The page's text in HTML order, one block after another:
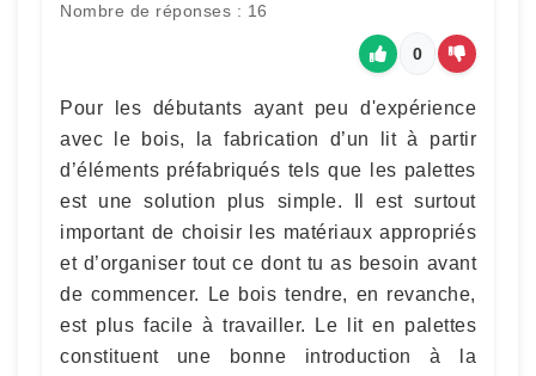
Nombre de réponses : 16
0
Pour les débutants ayant peu d'expérience
avec le bois, la fabrication d’un lit à partir
d’éléments préfabriqués tels que les palettes
est une solution plus simple. Il est surtout
important de choisir les matériaux appropriés
et d’organiser tout ce dont tu as besoin avant
de commencer. Le bois tendre, en revanche,
est plus facile à travailler. Le lit en palettes
constituent une bonne introduction à la